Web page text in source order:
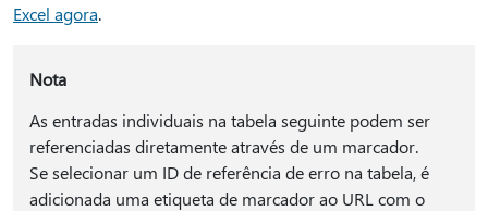
Excel agora.
Nota
As entradas individuais na tabela seguinte podem ser
referenciadas diretamente através de um marcador.
Se selecionar um ID de referência de erro na tabela, é
adicionada uma etiqueta de marcador ao URL com o